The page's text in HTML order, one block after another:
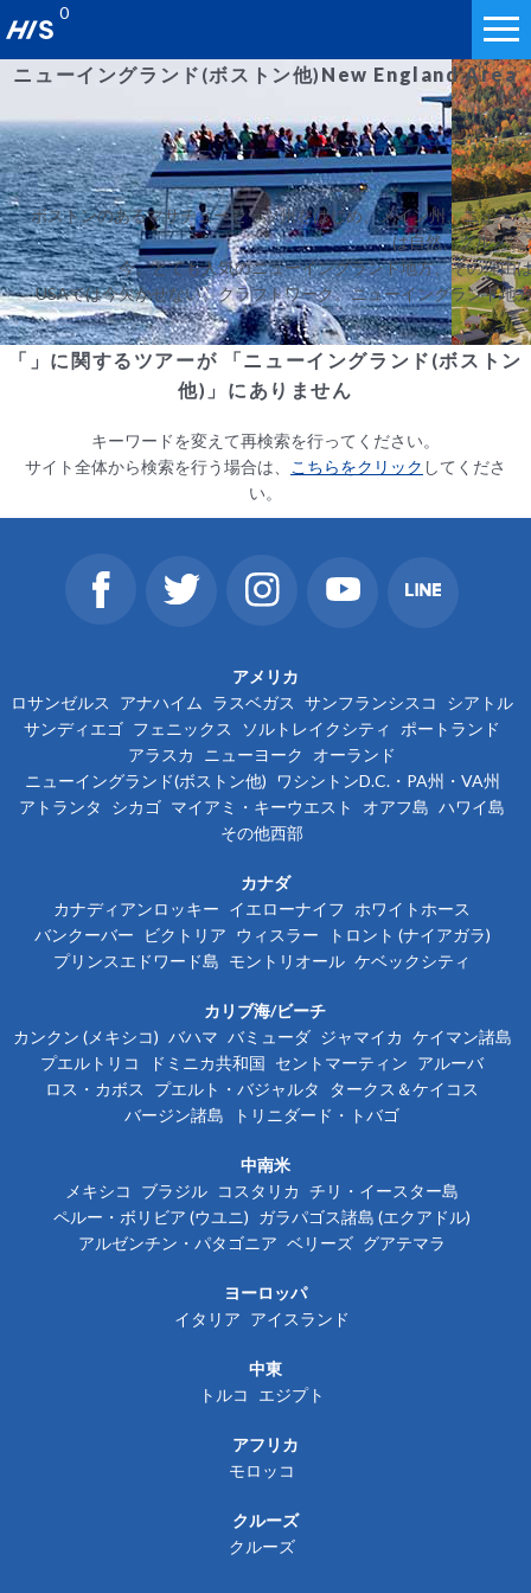
0
ニューイングランド(ボストン他) New England Area
ボストンのあるマサチューセッツ州をはじめ、メイン州、ニュー
は自然、グルメ
今、とても人気のニューイングランド地方、その理由
USAでは今欠かせない、クラフトワーク。ニューイングランド
「」に関するツアーが 「ニューイングランド(ボストン
他)」にありません
キーワードを変えて再検索を行ってください。
サイト全体から検索を行う場合は、
こちらをクリック してくださ
い。
アメリカ
ロサンゼルス
アナハイム ラスベガス サンフランシスコ
シアトル
サンディエゴ フェニックス ソルトレイクシティ
ポートランド
アラスカ
ニューヨーク
オーランド
ニューイングランド(ボストン他)
ワシントンD.C.・PA州・VA州
アトランタ
シカゴ マイアミ・キーウエスト オアフ島 ハワイ島
その他西部
カナダ
カナディアンロッキー イエローナイフ ホワイトホース
バンクーバー
ビクトリア ウィスラー
トロント (ナイアガラ)
プリンスエドワード島 モントリオール ケベックシティ
カリブ海/ビーチ
カンクン (メキシコ) バハマ バミューダ ジャマイカ ケイマン諸島
プエルトリコ
ドミニカ共和国 セントマーティン アルーバ
ロス・カボス
プエルト・バジャルタ
タークス＆ケイコス
バージン諸島
トリニダード・トバゴ
中南米
メキシコ
ブラジル コスタリカ
チリ・イースター島
ペルー・ボリビア (ウユニ) ガラパゴス諸島 (エクアドル)
アルゼンチン・パタゴニア ベリーズ グアテマラ
ヨーロッパ
イタリア アイスランド
中東
トルコ
エジプト
アフリカ
モロッコ
クルーズ
クルーズ